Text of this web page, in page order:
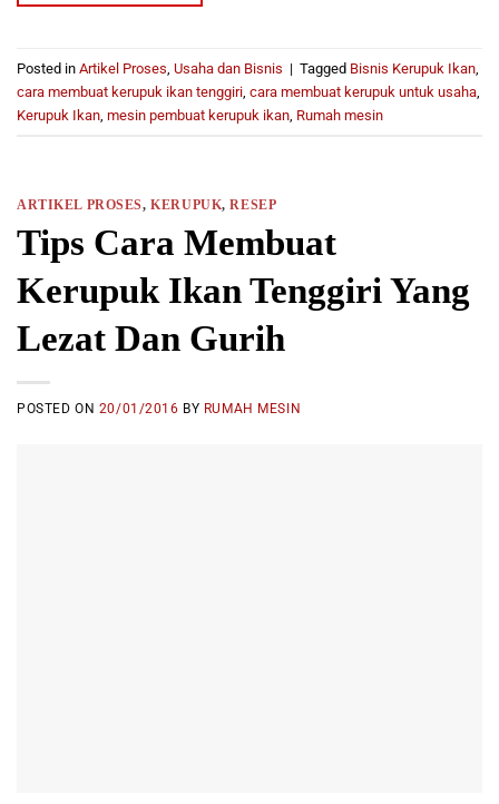
Posted in Artikel Proses Usaha dan Bisnis | Tagged Bisnis Kerupuk Ikan
cara membuat kerupuk ikan tenggiri cara membuat kerupuk untuk usaha
Kerupuk Ikan mesin pembuat kerupuk ikan Rumah mesin
ARTIKEL PROSES, KERUPUK, RESEP
Tips Cara Membuat
Kerupuk Ikan Tenggiri Yang
Lezat Dan Gurih
POSTED ON 20/01/2016 BY RUMAH MESIN